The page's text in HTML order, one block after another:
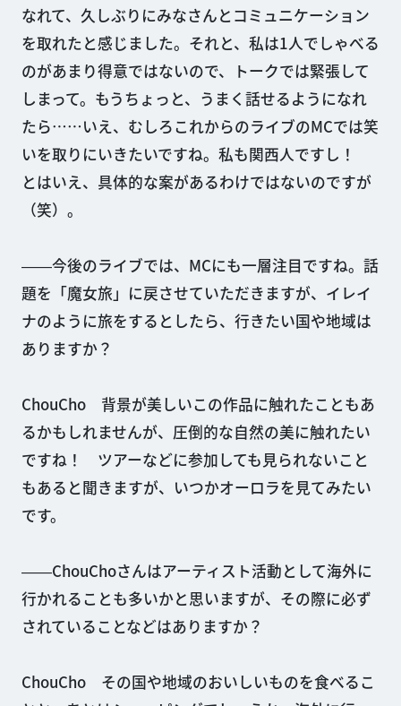
なれて、久しぶりにみなさんとコミュニケーション
を取れたと感じました。それと、私は1人でしゃべる
のがあまり得意ではないので、トークでは緊張して
しまって。もうちょっと、うまく話せるようになれ
たら……いえ、むしろこれからのライブのMCでは笑
いを取りにいきたいですね。私も関西人ですし！
とはいえ、具体的な案があるわけではないのですが
（笑）。
――今後のライブでは、MCにも一層注目ですね。話
題を「魔女旅」に戻させていただきますが、イレイ
ナのように旅をするとしたら、行きたい国や地域は
ありますか？
ChouCho 背景が美しいこの作品に触れたこともあ
るかもしれませんが、圧倒的な自然の美に触れたい
ですね！ ツアーなどに参加しても見られないこと
もあると聞きますが、いつかオーロラを見てみたい
です。
――ChouChoさんはアーティスト活動として海外に
行かれることも多いかと思いますが、その際に必ず
されていることなどはありますか？
ChouCho その国や地域のおいしいものを食べるこ